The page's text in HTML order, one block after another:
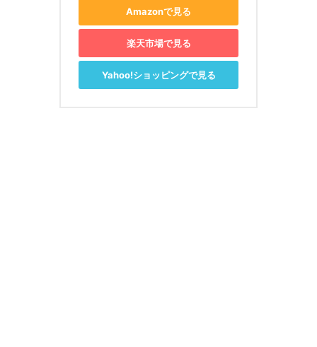
Amazonで見る
楽天市場で見る
Yahoo!ショッピングで見る